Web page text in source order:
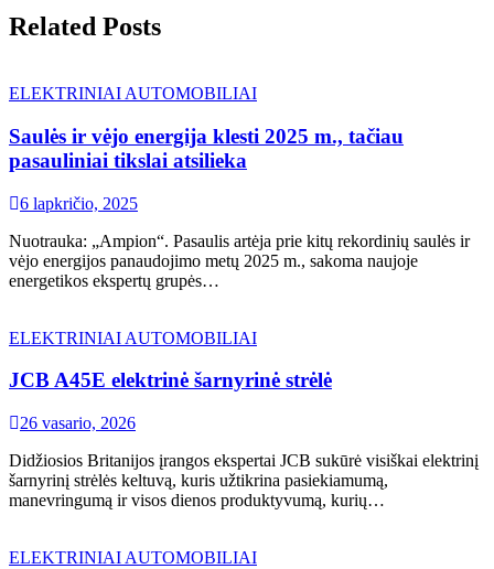
Related Posts
ELEKTRINIAI AUTOMOBILIAI
Saulės ir vėjo energija klesti 2025 m., tačiau
pasauliniai tikslai atsilieka
6 lapkričio, 2025
Nuotrauka: „Ampion“. Pasaulis artėja prie kitų rekordinių saulės ir
vėjo energijos panaudojimo metų 2025 m., sakoma naujoje
energetikos ekspertų grupės…
ELEKTRINIAI AUTOMOBILIAI
JCB A45E elektrinė šarnyrinė strėlė
26 vasario, 2026
Didžiosios Britanijos įrangos ekspertai JCB sukūrė visiškai elektrinį
šarnyrinį strėlės keltuvą, kuris užtikrina pasiekiamumą,
manevringumą ir visos dienos produktyvumą, kurių…
ELEKTRINIAI AUTOMOBILIAI